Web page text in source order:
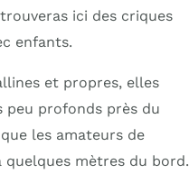
ici des criques
enfants.
et propres, elles
peu profonds près du
les amateurs de
mètres du bord.